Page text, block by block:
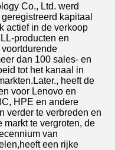
Co., Ltd. werd
kapitaal
actief in de verkoop
producten en
dan 100 sales- en
tot het kanaal in
heeft de
voor Lenovo en
HPE en andere
verder te verbreden en
markt te vergroten, de
van
een rijke